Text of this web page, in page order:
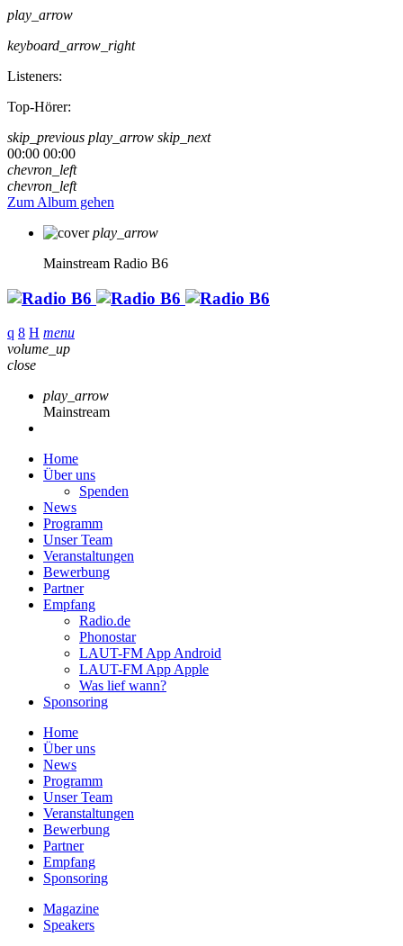
play_arrow
keyboard_arrow_right
Listeners:
Top-Hörer:
skip_previous play_arrow skip_next
00:00 00:00
chevron_left
chevron_left
Zum Album gehen
play_arrow
Mainstream Radio B6
menu
volume_up
close
play_arrow
Mainstream
Home
Über uns
Spenden
News
Programm
Unser Team
Veranstaltungen
Bewerbung
Partner
Empfang
Radio.de
Phonostar
LAUT-FM App Android
LAUT-FM App Apple
Was lief wann?
Sponsoring
Home
Über uns
News
Programm
Unser Team
Veranstaltungen
Bewerbung
Partner
Empfang
Sponsoring
Magazine
Speakers